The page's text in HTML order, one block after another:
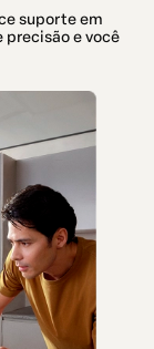
suporte em
e você